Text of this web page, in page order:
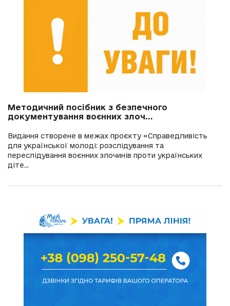
Методичний посібник з безпечного
документування воєнних злоч...
Видання створене в межах проєкту «Справедливість
для української молоді: розслідування та
переслідування воєнних злочинів проти українських
діте...